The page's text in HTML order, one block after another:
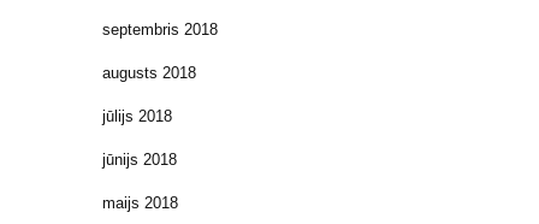
septembris 2018
augusts 2018
jūlijs 2018
jūnijs 2018
maijs 2018